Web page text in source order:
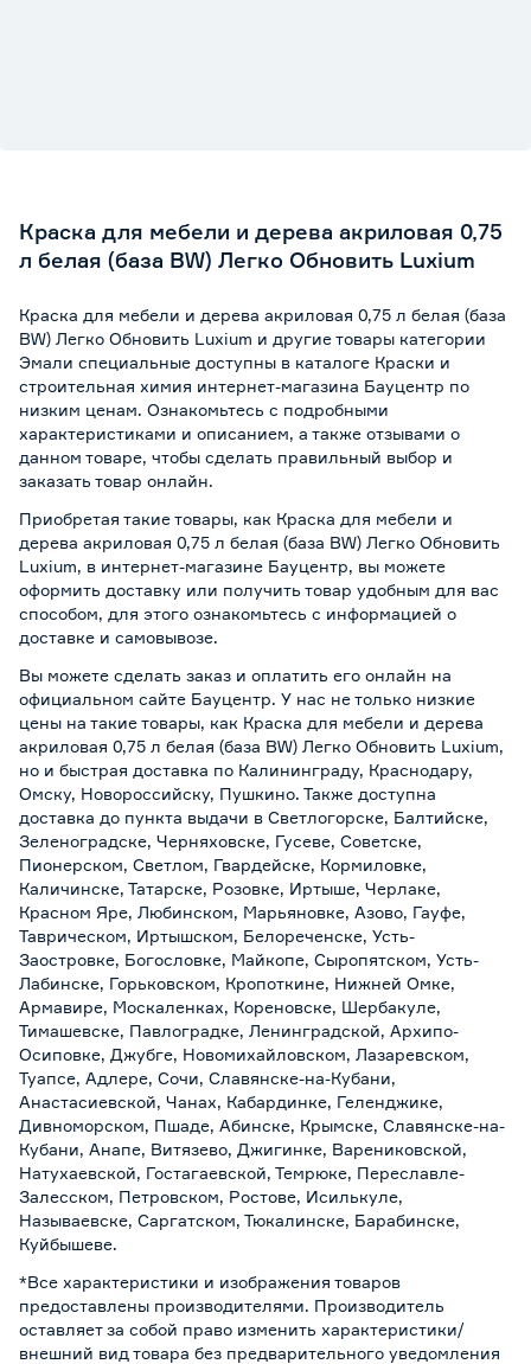
Краска для мебели и дерева акриловая 0,75
л белая (база BW) Легко Обновить Luxium
Краска для мебели и дерева акриловая 0,75 л белая (база
BW) Легко Обновить Luxium и другие товары категории
Эмали специальные доступны в каталоге Краски и
строительная химия интернет-магазина Бауцентр по
низким ценам. Ознакомьтесь с подробными
характеристиками и описанием, а также отзывами о
данном товаре, чтобы сделать правильный выбор и
заказать товар онлайн.
Приобретая такие товары, как Краска для мебели и
дерева акриловая 0,75 л белая (база BW) Легко Обновить
Luxium, в интернет-магазине Бауцентр, вы можете
оформить доставку или получить товар удобным для вас
способом, для этого ознакомьтесь с информацией о
доставке и самовывозе.
Вы можете сделать заказ и оплатить его онлайн на
официальном сайте Бауцентр. У нас не только низкие
цены на такие товары, как Краска для мебели и дерева
акриловая 0,75 л белая (база BW) Легко Обновить Luxium,
но и быстрая доставка по Калининграду, Краснодару,
Омску, Новороссийску, Пушкино. Также доступна
доставка до пункта выдачи в Светлогорске, Балтийске,
Зеленоградске, Черняховске, Гусеве, Советске,
Пионерском, Светлом, Гвардейске, Кормиловке,
Каличинске, Татарске, Розовке, Иртыше, Черлаке,
Красном Яре, Любинском, Марьяновке, Азово, Гауфе,
Таврическом, Иртышском, Белореченске, Усть-
Заостровке, Богословке, Майкопе, Сыропятском, Усть-
Лабинске, Горьковском, Кропоткине, Нижней Омке,
Армавире, Москаленках, Кореновске, Шербакуле,
Тимашевске, Павлоградке, Ленинградской, Архипо-
Осиповке, Джубге, Новомихайловском, Лазаревском,
Туапсе, Адлере, Сочи, Славянске-на-Кубани,
Анастасиевской, Чанах, Кабардинке, Геленджике,
Дивноморском, Пшаде, Абинске, Крымске, Славянске-на-
Кубани, Анапе, Витязево, Джигинке, Варениковской,
Натухаевской, Гостагаевской, Темрюке, Переславле-
Залесском, Петровском, Ростове, Исилькуле,
Называевске, Саргатском, Тюкалинске, Барабинске,
Куйбышеве.
*Все характеристики и изображения товаров
предоставлены производителями. Производитель
оставляет за собой право изменить характеристики/
внешний вид товара без предварительного уведомления